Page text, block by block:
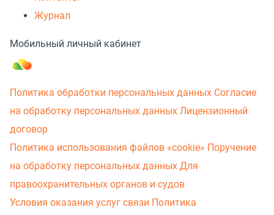
Журнал
Мобильный личный кабинет
Политика обработки персональных данных Согласие
на обработку персональных данных Лицензионный
договор
Политика использования файлов «cookie» Поручение
на обработку персональных данных Для
правоохранительных органов и судов
Условия оказания услуг связи Политика